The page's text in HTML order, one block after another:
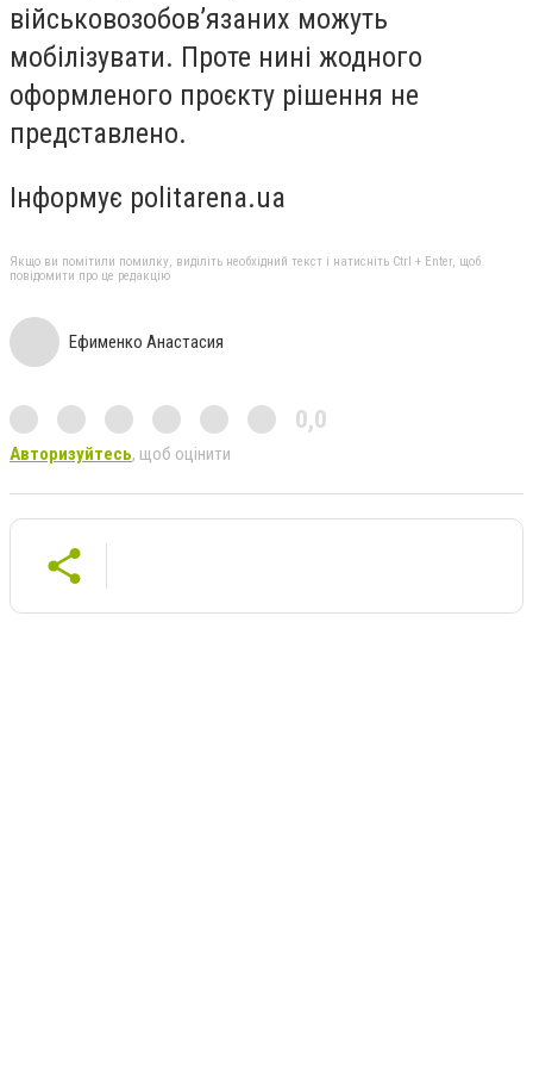
військовозобов’язаних можуть
мобілізувати. Проте нині жодного
оформленого проєкту рішення не
представлено.
Інформує politarena.ua
Якщо ви помітили помилку, виділіть необхідний текст і натисніть Ctrl + Enter, щоб
повідомити про це редакцію
Ефименко Анастасия
0,0
Авторизуйтесь, щоб оцінити